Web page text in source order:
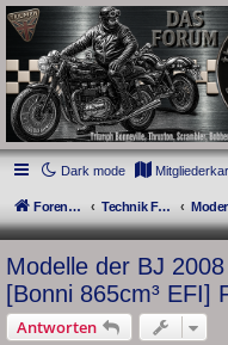
thruxton-
DAS FORUM! Alles rund um die
die New Bonneville Baureihen
Scrambler, Bobber, Speed Twin,
und Speedmaster.
Dark mode
Foren-Übersicht Technik Forum
Modelle der BJ
[Bonni 865cm³ EFI]
Antworten